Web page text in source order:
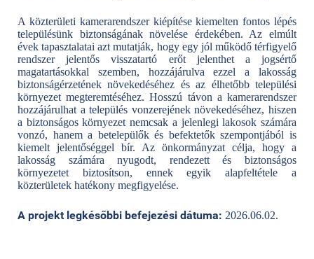
A közterületi kamerarendszer kiépítése kiemelten fontos lépés
településünk biztonságának növelése érdekében. Az elmúlt
évek tapasztalatai azt mutatják, hogy egy jól működő térfigyelő
rendszer jelentős visszatartó erőt jelenthet a jogsértő
magatartásokkal szemben, hozzájárulva ezzel a lakosság
biztonságérzetének növekedéséhez és az élhetőbb települési
környezet megteremtéséhez. Hosszú távon a kamerarendszer
hozzájárulhat a település vonzerejének növekedéséhez, hiszen
a biztonságos környezet nemcsak a jelenlegi lakosok számára
vonzó, hanem a betelepülők és befektetők szempontjából is
kiemelt jelentőséggel bír. Az önkormányzat célja, hogy a
lakosság számára nyugodt, rendezett és biztonságos
környezetet biztosítson, ennek egyik alapfeltétele a
közterületek hatékony megfigyelése.
A projekt legkésőbbi befejezési dátuma: 2026.06.02.